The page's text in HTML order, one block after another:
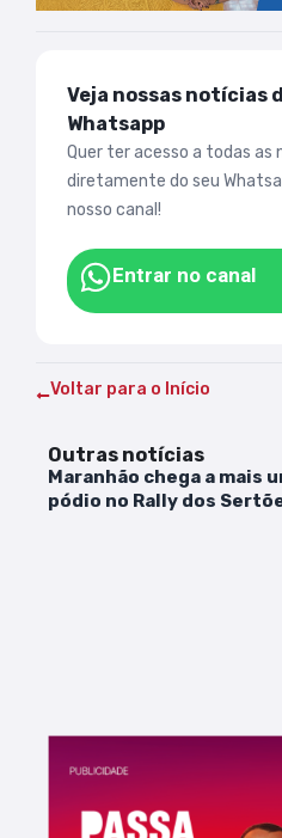
Veja nossas notícias
Whatsapp
Quer ter acesso a todas as
diretamente do seu
nosso canal!
Entrar no canal
Voltar para o Início
Outras notícias
Maranhão chega a mais
pódio no Rally dos